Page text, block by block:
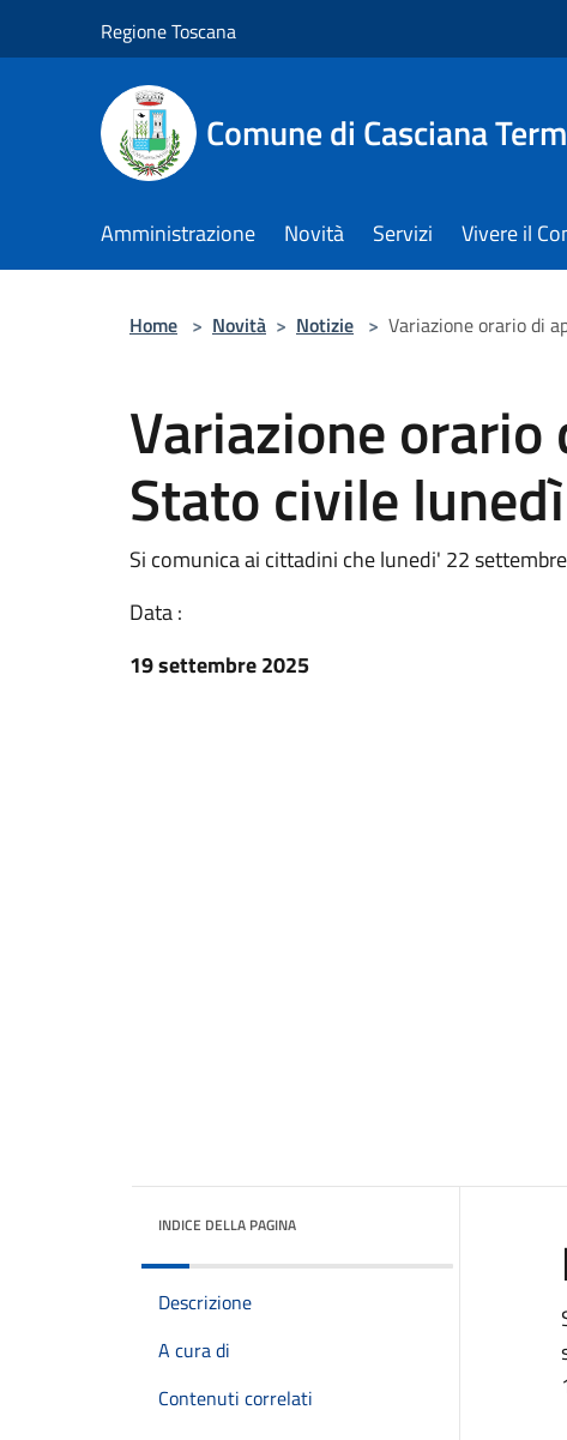
Regione Toscana
Comune di Casciana
Amministrazione Novità Servizi Vivere il
Home > Novità > Notizie > Variazione orario di
Variazione
Stato civile
Si comunica ai cittadini che lunedi' 22
Data :
19 settembre 2025
INDICE DELLA PAGINA
Descrizione
A cura di
Contenuti correlati